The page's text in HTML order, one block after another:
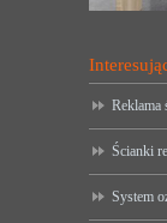
Reklama
Ścianki
System